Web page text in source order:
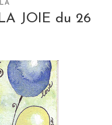
JOIE du 26